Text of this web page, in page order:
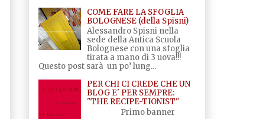
COME FARE LA SFOGLIA
BOLOGNESE (della Spisni)
Alessandro Spisni nella
sede della Antica Scuola
Bolognese con una sfoglia
tirata a mano di 3 uova!!!
Questo post sarà un po’ lung...
PER CHI CI CREDE CHE UN
BLOG E' PER SEMPRE:
"THE RECIPE-TIONIST"
Primo banner